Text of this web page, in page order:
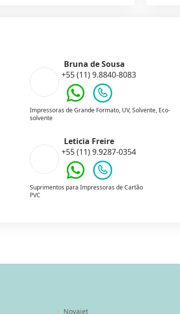
Bruna de Sousa
+55 (11) 9.8840-8083
Impressoras de Grande Formato, UV, Solvente, Eco-
solvente
Leticia Freire
+55 (11) 9.9287-0354
Suprimentos para Impressoras de Cartão
PVC
Novajet